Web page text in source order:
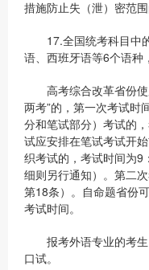
措施防止失（泄）密范围
17.全国统考科目中的
语、西班牙语等6个语种
高考综合改革省份使
两考”的，第一次考试时
分和笔试部分）考试的
试应安排在笔试考试开
织考试的，考试时间为
细则另行通知）。第二
第18条）。自命题省份
考试时间。
报考外语专业的考生
口试。